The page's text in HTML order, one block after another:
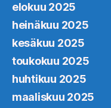
elokuu 2025
heinäkuu 2025
kesäkuu 2025
toukokuu 2025
huhtikuu 2025
maaliskuu 2025